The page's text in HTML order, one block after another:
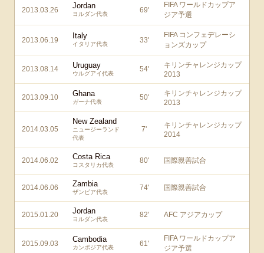
2013.03.26 Jordan
ヨルダン代表 69'
FIFA ワールドカップア
ジア予選
2013.06.19 Italy
イタリア代表 33'
FIFA コンフェデレーシ
ョンズカップ
2013.08.14 Uruguay
ウルグアイ代表
54'
キリンチャレンジカップ
2013
2013.09.10 Ghana
ガーナ代表
50'
キリンチャレンジカップ
2013
2014.03.05
New Zealand
ニュージーランド
代表
7'
キリンチャレンジカップ
2014
2014.06.02 Costa Rica
コスタリカ代表
80' 国際親善試合
2014.06.06 Zambia
ザンビア代表
74' 国際親善試合
2015.01.20 Jordan
ヨルダン代表
82' AFC アジアカップ
2015.09.03 Cambodia
カンボジア代表 61'
FIFA ワールドカップア
ジア予選